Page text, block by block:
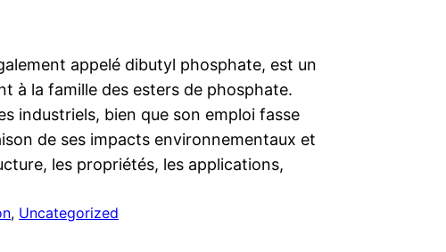
appelé dibutyl phosphate, est un
à la famille des esters de phosphate.
industriels, bien que son emploi fasse
de ses impacts environnementaux et
les propriétés, les applications,
, Uncategorized